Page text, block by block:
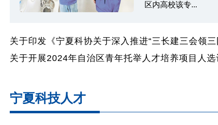
区内高校该专...
关于印发《宁夏科协关于深入推进“三长建三会领
关于开展2024年自治区青年托举人才培养项目人
宁夏科技人才